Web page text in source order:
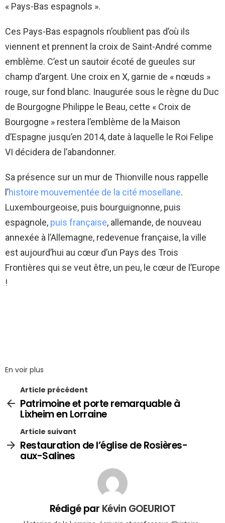
« Pays-Bas espagnols ».
Ces Pays-Bas espagnols n’oublient pas d’où ils
viennent et prennent la croix de Saint-André comme
emblème. C’est un sautoir écoté de gueules sur
champ d’argent. Une croix en X, garnie de « nœuds »
rouge, sur fond blanc. Inaugurée sous le règne du Duc
de Bourgogne Philippe le Beau, cette « Croix de
Bourgogne » restera l’emblème de la Maison
d’Espagne jusqu’en 2014, date à laquelle le Roi Felipe
VI décidera de l’abandonner.
Sa présence sur un mur de Thionville nous rappelle
l’histoire mouvementée de la cité mosellane.
Luxembourgeoise, puis bourguignonne, puis
espagnole, puis française, allemande, de nouveau
annexée à l’Allemagne, redevenue française, la ville
est aujourd’hui au cœur d’un Pays des Trois
Frontières qui se veut être, un peu, le cœur de l’Europe
!
En voir plus
Article précédent
Patrimoine et porte remarquable à
Lixheim en Lorraine
Article suivant
Restauration de l’église de Rosières-
aux-Salines
Rédigé par Kévin GOEURIOT